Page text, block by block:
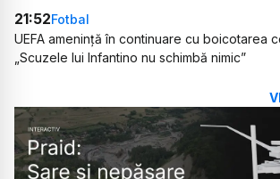
21:52Fotbal
UEFA amenință în continuare cu boicotarea
„Scuzele lui Infantino nu schimbă nimic”